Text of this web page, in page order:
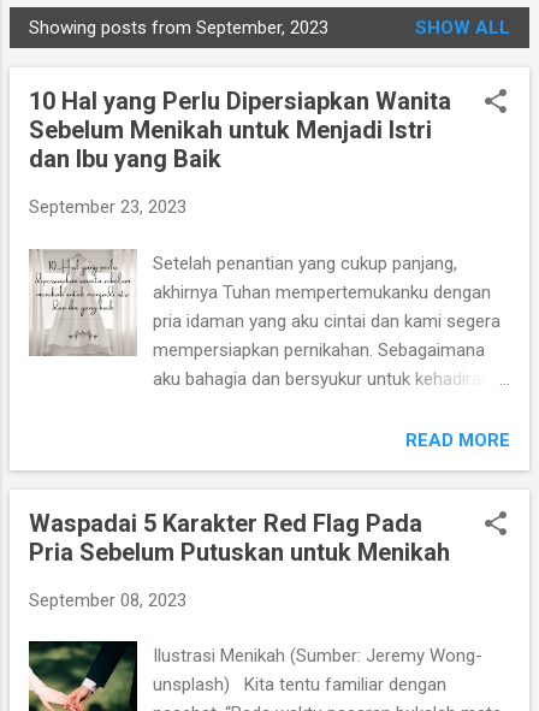
P
o
Showing posts from September, 2023 SHOW ALL
10 Hal yang Perlu Dipersiapkan Wanita
Sebelum Menikah untuk Menjadi Istri
dan Ibu yang Baik
September 23, 2023
Setelah penantian yang cukup panjang,
akhirnya Tuhan mempertemukanku dengan
pria idaman yang aku cintai dan kami segera
mempersiapkan pernikahan. Sebagaimana
aku bahagia dan bersyukur untuk kehadiran
pria itu bahagia telah hidup bersamaku. Jadi
menjadi istri yang baik dan ibu yang baik bagi
anak kami nantinya. Tadinya aku berpikir
persiapan pernikahan terpenting bagi wanita
Ternyata tidak sesederhana itu. Pernikahan
membawaku pada dua peran baru. Menjadi
istri dan ibu. Hidupku bukan lagi hanya
READ MORE
Waspadai 5 Karakter Red Flag Pada
Pria Sebelum Putuskan untuk Menikah
September 08, 2023
Ilustrasi Menikah (Sumber: Jeremy Wong-
unsplash) Kita tentu familiar dengan